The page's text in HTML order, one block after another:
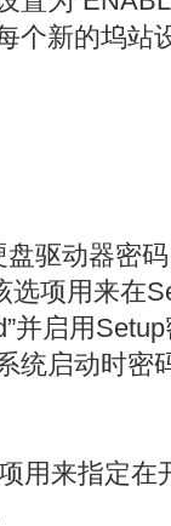
个新的坞站
盘驱动器密码
选项用来在
并启用
统启动时密
用来指定在